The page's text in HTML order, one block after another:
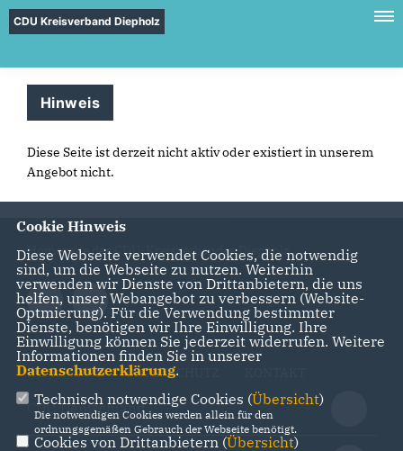
CDU Kreisverband Diepholz
Hinweis
Diese Seite ist derzeit nicht aktiv oder existiert in unserem
Angebot nicht.
Homepage des CDU-Kreisverbandes Diepholz
IMPRESSUM DATENSCHUTZ
CDU Deutschland
Cookie Hinweis
Diese Webseite verwendet Cookies, die notwendig
sind, um die Webseite zu nutzen. Weiterhin
verwenden wir Dienste von Drittanbietern, die uns
helfen, unser Webangebot zu verbessern (Website-
Optmierung). Für die Verwendung bestimmter
Dienste, benötigen wir Ihre Einwilligung. Ihre
Einwilligung können Sie jederzeit widerrufen. Weitere
Informationen finden Sie in unserer
Datenschutzerklärung.
Technisch notwendige Cookies (Übersicht)
Die notwendigen Cookies werden allein für den
ordnungsgemäßen Gebrauch der Webseite benötigt.
Cookies von Drittanbietern (Übersicht)